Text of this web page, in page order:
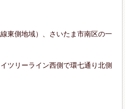
東側地域）、さいたま市南区の一
ツリーライン西側で環七通り北側